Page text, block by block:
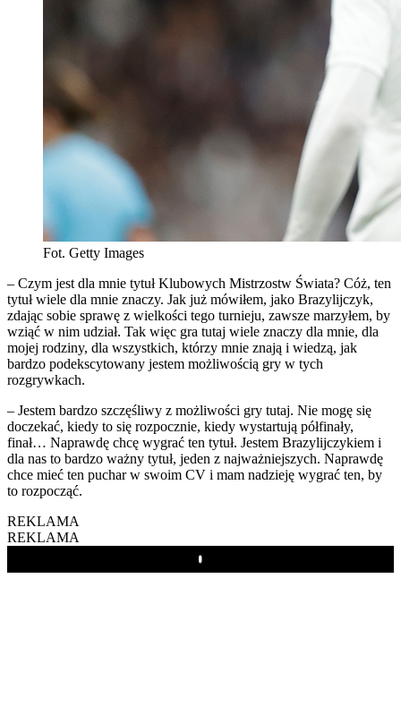
Fot. Getty Images
– Czym jest dla mnie tytuł Klubowych Mistrzostw Świata? Cóż, ten
tytuł wiele dla mnie znaczy. Jak już mówiłem, jako Brazylijczyk,
zdając sobie sprawę z wielkości tego turnieju, zawsze marzyłem, by
wziąć w nim udział. Tak więc gra tutaj wiele znaczy dla mnie, dla
mojej rodziny, dla wszystkich, którzy mnie znają i wiedzą, jak
bardzo podekscytowany jestem możliwością gry w tych
rozgrywkach.
– Jestem bardzo szczęśliwy z możliwości gry tutaj. Nie mogę się
doczekać, kiedy to się rozpocznie, kiedy wystartują półfinały,
finał… Naprawdę chcę wygrać ten tytuł. Jestem Brazylijczykiem i
dla nas to bardzo ważny tytuł, jeden z najważniejszych. Naprawdę
chce mieć ten puchar w swoim CV i mam nadzieję wygrać ten, by
to rozpocząć.
REKLAMA
REKLAMA
Play